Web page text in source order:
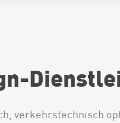
verkehrstechnisch